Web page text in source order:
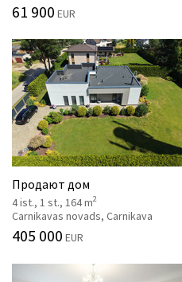
61 900 EUR
Продают дом
4 ist., 1 st., 164 m2
Carnikavas novads, Carnikava
405 000 EUR